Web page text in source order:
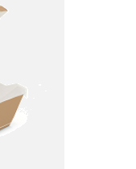
avana
h